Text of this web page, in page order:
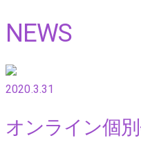
NEWS
2020.3.31
オンライン個